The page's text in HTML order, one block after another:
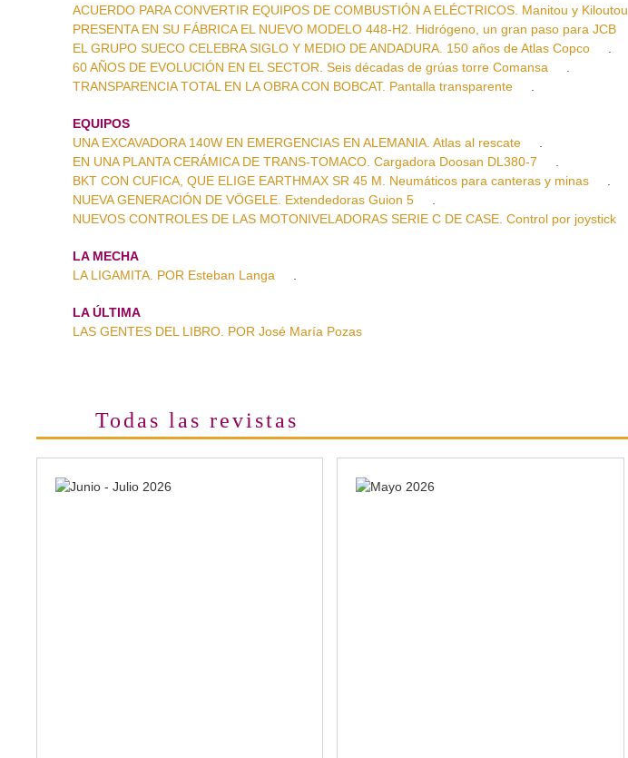
ACUERDO PARA CONVERTIR EQUIPOS DE COMBUSTIÓN A ELÉCTRICOS. Manitou y Kiloutou
PRESENTA EN SU FÁBRICA EL NUEVO MODELO 448-H2. Hidrógeno, un gran paso para JCB
EL GRUPO SUECO CELEBRA SIGLO Y MEDIO DE ANDADURA. 150 años de Atlas Copco
.
60 AÑOS DE EVOLUCIÓN EN EL SECTOR. Seis décadas de grúas torre Comansa
.
TRANSPARENCIA TOTAL EN LA OBRA CON BOBCAT. Pantalla transparente
.
EQUIPOS
UNA EXCAVADORA 140W EN EMERGENCIAS EN ALEMANIA. Atlas al rescate
.
EN UNA PLANTA CERÁMICA DE TRANS-TOMACO. Cargadora Doosan DL380-7
.
BKT CON CUFICA, QUE ELIGE EARTHMAX SR 45 M. Neumáticos para canteras y minas
.
NUEVA GENERACIÓN DE VÖGELE. Extendedoras Guion 5
.
NUEVOS CONTROLES DE LAS MOTONIVELADORAS SERIE C DE CASE. Control por joystick
LA MECHA
LA LIGAMITA. POR Esteban Langa
.
LA ÚLTIMA
LAS GENTES DEL LIBRO. POR José María Pozas
Todas las revistas